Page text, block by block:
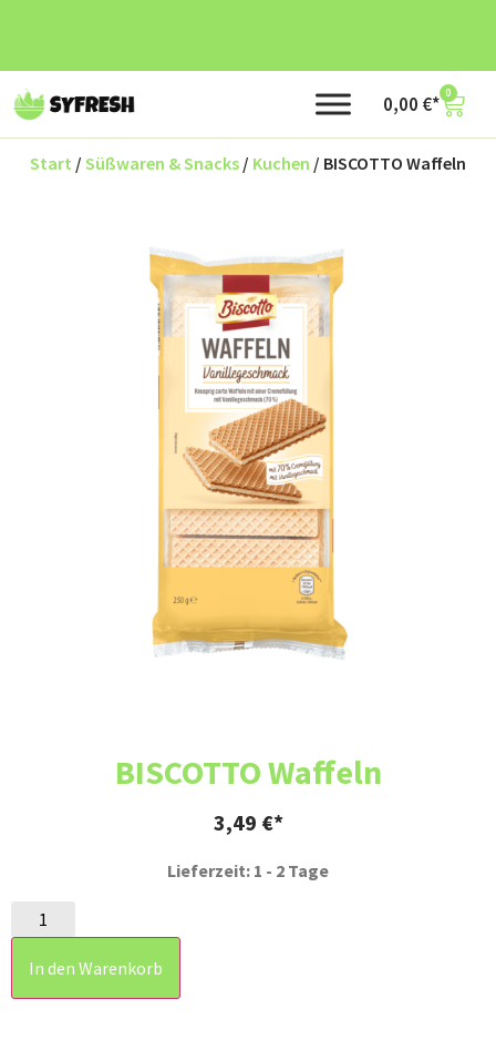
0,00 € 0
Start / Süßwaren & Snacks / Kuchen / BISCOTTO Waffeln
BISCOTTO Waffeln
3,49 €
Lieferzeit: 1 - 2 Tage
In den Warenkorb